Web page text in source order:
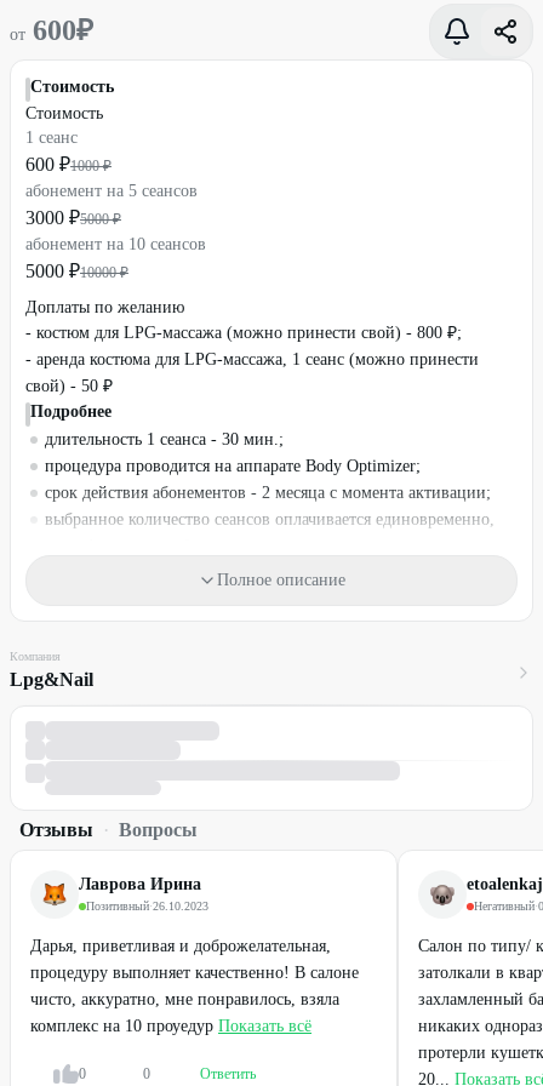
от 600₽
Стоимость
Стоимость
1 сеанс
600 ₽1000 ₽
абонемент на 5 сеансов
3000 ₽5000 ₽
абонемент на 10 сеансов
5000 ₽10000 ₽
Доплаты по желанию
- костюм для LPG-массажа (можно принести свой) - 800 ₽;
- аренда костюма для LPG-массажа, 1 сеанс (можно принести
свой) - 50 ₽
Подробнее
длительность 1 сеанса - 30 мин.;
процедура проводится на аппарате Body Optimizer;
срок действия абонементов - 2 месяца с момента активации;
выбранное количество сеансов оплачивается единовременно,
предусмотренные абонементом посещения, пропущенные
клиентом - восстановлению не подлежат, денежные средства за
них не возвращаются;
при утере абонемента, купленного по акции, восстановление
производится.
Условия
Материалы входят в стоимость.
Услуги по акции оказывают мастера.
Один промокод действует на одну услугу или абонемент для
Промокод можно использовать неограниченное количество раз.
При записи обязательно сообщите, что Вы по промокоду
Gilmon и назовите номер промокода.
Необходима предварительная запись по телефону
60-60
Полное описание
Компания
Lpg&Nail
Отзывы · Вопросы
Лаврова Ирина
Позитивный·26.10.2023
Дарья, приветливая и доброжелательная,
процедуру выполняет качественно! В салоне
чисто, аккуратно, мне понравилось, взяла
комплекс на 10 проуедур Показать всё
0 0 Ответить
Негативный·
Салон по типу/
затолкали в
захламленный
никаких
протерли
20... Показать